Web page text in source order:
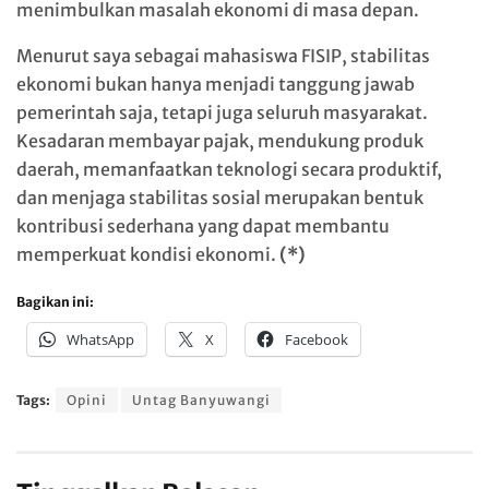
menimbulkan masalah ekonomi di masa depan.
Menurut saya sebagai mahasiswa FISIP, stabilitas
ekonomi bukan hanya menjadi tanggung jawab
pemerintah saja, tetapi juga seluruh masyarakat.
Kesadaran membayar pajak, mendukung produk
daerah, memanfaatkan teknologi secara produktif,
dan menjaga stabilitas sosial merupakan bentuk
kontribusi sederhana yang dapat membantu
memperkuat kondisi ekonomi. (*)
Bagikan ini:
WhatsApp X Facebook
Tags: Opini Untag Banyuwangi